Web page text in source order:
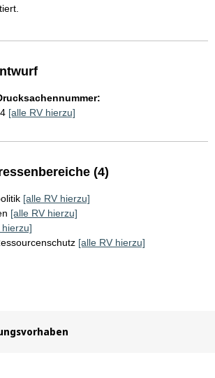
[alle RV hierzu]
(4)
[alle RV hierzu]
[alle RV hierzu]
hierzu]
[alle RV hierzu]